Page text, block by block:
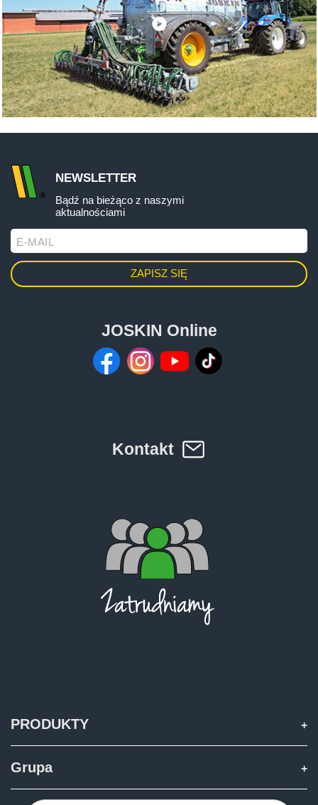
NEWSLETTER
Bądź na bieżąco z naszymi
aktualnościami
E-MAIL
JOSKIN Online
Kontakt
PRODUKTY
Grupa